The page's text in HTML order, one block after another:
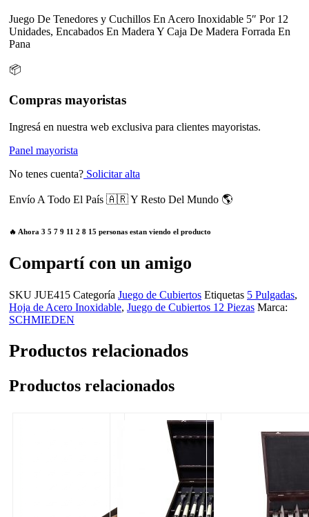
Juego De Tenedores y Cuchillos En Acero Inoxidable 5″ Por 12
Unidades, Encabados En Madera Y Caja De Madera Forrada En
Pana
📦
Compras mayoristas
Ingresá en nuestra web exclusiva para clientes mayoristas.
Panel mayorista
No tenes cuenta? Solicitar alta
Envío A Todo El País 🇦🇷 Y Resto Del Mundo 🌎
🔥 Ahora 3 5 7 9 11 2 8 15 personas estan viendo el producto
Compartí con un amigo
SKU JUE415 Categoría Juego de Cubiertos Etiquetas 5 Pulgadas,
Hoja de Acero Inoxidable, Juego de Cubiertos 12 Piezas Marca:
SCHMIEDEN
Productos relacionados
Productos relacionados